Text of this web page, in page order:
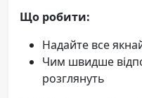
Що робити:
Надайте все
Чим швидше
розглянуть